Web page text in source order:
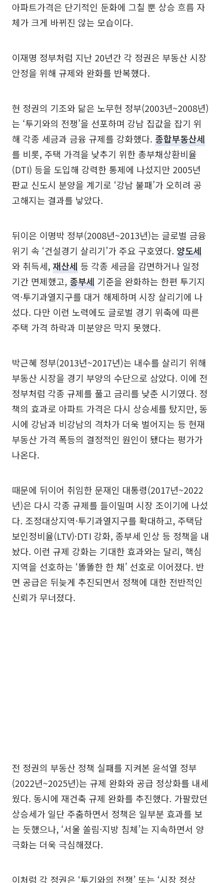
아파트가격은 단기적인 둔화에 그칠 뿐 상승 흐름 자
체가 크게 바뀌진 않는 모습이다.
이재명 정부처럼 지난 20년간 각 정권은 부동산 시장
안정을 위해 규제와 완화를 반복했다.
현 정권의 기조와 닮은 노무현 정부(2003년~2008년)
는 ‘투기와의 전쟁’을 선포하며 강남 집값을 잡기 위
해 각종 세금과 금융 규제를 강화했다. 종합부동산세
를 비롯, 주택 가격을 낮추기 위한 총부채상환비율
(DTI) 등을 도입해 강력한 통제에 나섰지만 2005년
판교 신도시 분양을 계기로 ‘강남 불패’가 오히려 공
고해지는 결과를 낳았다.
뒤이은 이명박 정부(2008년~2013년)는 글로벌 금융
위기 속 ‘건설경기 살리기’가 주요 구호였다. 양도세
와 취득세, 재산세 등 각종 세금을 감면하거나 일정
기간 면제했고, 종부세 기준을 완화하는 한편 투기지
역·투기과열지구를 대거 해제하며 시장 살리기에 나
섰다. 다만 이런 노력에도 글로벌 경기 위축에 따른
주택 가격 하락과 미분양은 막지 못했다.
박근혜 정부(2013년~2017년)는 내수를 살리기 위해
부동산 시장을 경기 부양의 수단으로 삼았다. 이에 전
정부처럼 각종 규제를 풀고 금리를 낮춘 시기였다. 정
책의 효과로 아파트 가격은 다시 상승세를 탔지만, 동
시에 강남과 비강남의 격차가 더욱 벌어지는 등 현재
부동산 가격 폭등의 결정적인 원인이 됐다는 평가가
나온다.
때문에 뒤이어 취임한 문재인 대통령(2017년~2022
년)은 다시 각종 규제를 들이밀며 시장 조이기에 나섰
다. 조정대상지역·투기과열지구를 확대하고, 주택담
보인정비율(LTV)·DTI 강화, 종부세 인상 등 정책을 내
놨다. 이런 규제 강화는 기대한 효과와는 달리, 핵심
지역을 선호하는 ‘똘똘한 한 채’ 선호로 이어졌다. 반
면 공급은 뒤늦게 추진되면서 정책에 대한 전반적인
신뢰가 무너졌다.
전 정권의 부동산 정책 실패를 지켜본 윤석열 정부
(2022년~2025년)는 규제 완화와 공급 정상화를 내세
웠다. 동시에 재건축 규제 완화를 추진했다. 가팔랐던
상승세가 일단 주춤하면서 정책은 일부분 효과를 보
는 듯했으나, ‘서울 쏠림·지방 침체’는 지속하면서 양
극화는 더욱 극심해졌다.
이처럼 각 정권은 ‘투기와의 전쟁’ 또는 ‘시장 정상